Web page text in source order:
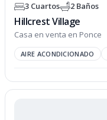
3 Cuartos 2 Baños
Hillcrest Village
Casa en venta en Ponce
AIRE ACONDICIONADO